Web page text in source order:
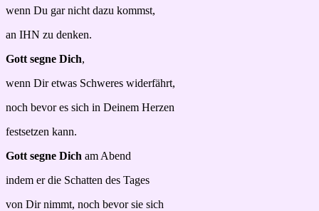
wenn Du gar nicht dazu kommst,
an IHN zu denken.
Gott segne Dich,
wenn Dir etwas Schweres widerfährt,
noch bevor es sich in Deinem Herzen
festsetzen kann.
Gott segne Dich am Abend
indem er die Schatten des Tages
von Dir nimmt, noch bevor sie sich